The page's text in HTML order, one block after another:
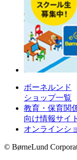
ボーネルンド
ショップ一覧
教育・保育関
向け情報サイト
オンラインシ
© BørneLund